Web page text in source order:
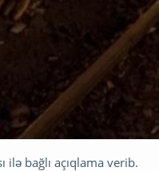
bağlı açıqlama verib.